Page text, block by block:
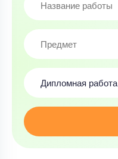
Дипломная работа